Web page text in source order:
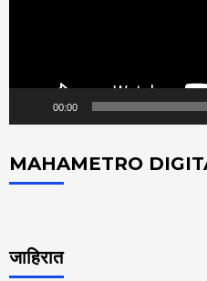
00:00
MAHAMETRO
जाहिरात